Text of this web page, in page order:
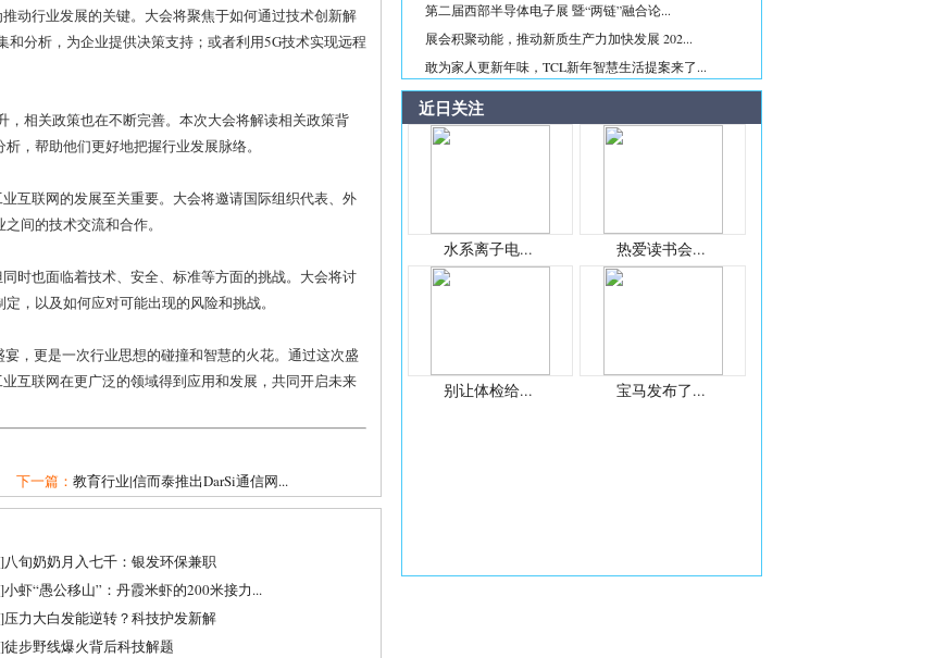
动行业发展的关键。大会将聚焦于如何通过技术创新解
分析，为企业提供决策支持；或者利用5G技术实现远程
，相关政策也在不断完善。本次大会将解读相关政策背
，帮助他们更好地把握行业发展脉络。
互联网的发展至关重要。大会将邀请国际组织代表、外
间的技术交流和合作。
时也面临着技术、安全、标准等方面的挑战。大会将讨
，以及如何应对可能出现的风险和挑战。
，更是一次行业思想的碰撞和智慧的火花。通过这次盛
互联网在更广泛的领域得到应用和发展，共同开启未来
下一篇： 教育行业|信而泰推出DarSi通信网...
]八旬奶奶月入七千：银发环保兼职
]小虾“愚公移山”：丹霞米虾的200米接力...
]压力大白发能逆转？科技护发新解
]徒步野线爆火背后科技解题
第二届西部半导体电子展 暨“两链”融合论...
展会积聚动能，推动新质生产力加快发展 202...
敢为家人更新年味，TCL新年智慧生活提案来了...
近日关注
水系离子电... 热爱读书会...
别让体检给... 宝马发布了...